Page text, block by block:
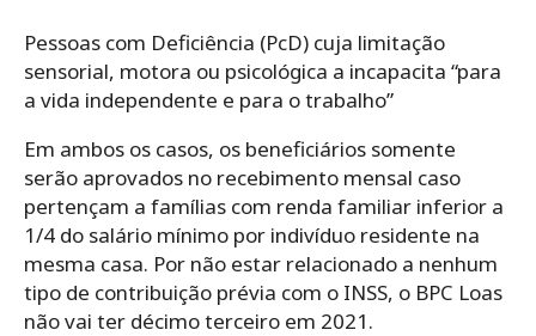
Pessoas com Deficiência (PcD) cuja limitação
sensorial, motora ou psicológica a incapacita “para
a vida independente e para o trabalho”
Em ambos os casos, os beneficiários somente
serão aprovados no recebimento mensal caso
pertençam a famílias com renda familiar inferior a
1/4 do salário mínimo por indivíduo residente na
mesma casa. Por não estar relacionado a nenhum
tipo de contribuição prévia com o INSS, o BPC Loas
não vai ter décimo terceiro em 2021.